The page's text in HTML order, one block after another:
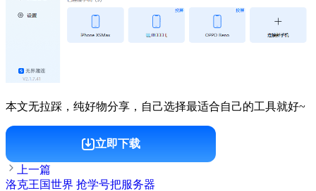
本文无拉踩，纯好物分享，自己选择最适合自己的工具就好~
立即下载
上一篇
洛克王国世界 抢学号把服务器